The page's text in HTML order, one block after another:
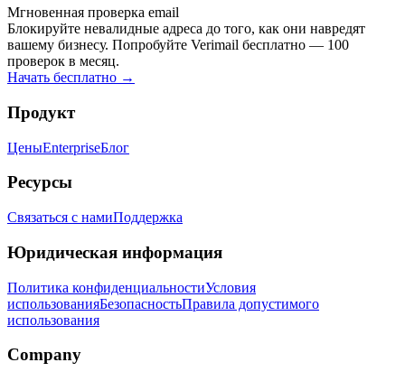
Мгновенная проверка email
Блокируйте невалидные адреса до того, как они навредят
вашему бизнесу. Попробуйте Verimail бесплатно — 100
проверок в месяц.
Начать бесплатно →
Продукт
ЦеныEnterpriseБлог
Ресурсы
Связаться с намиПоддержка
Юридическая информация
Политика конфиденциальностиУсловия
использованияБезопасностьПравила допустимого
использования
Company